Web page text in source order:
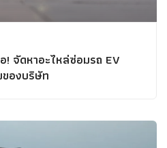
! จัดหาอะไหล่ซ่อมรถ EV
ของบริษัท